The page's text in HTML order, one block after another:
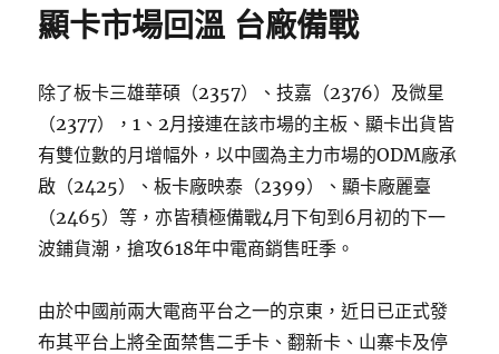
顯卡市場回溫 台廠備戰
除了板卡三雄華碩（2357）、技嘉（2376）及微星
（2377），1、2月接連在該市場的主板、顯卡出貨皆
有雙位數的月增幅外，以中國為主力市場的ODM廠承
啟（2425）、板卡廠映泰（2399）、顯卡廠麗臺
（2465）等，亦皆積極備戰4月下旬到6月初的下一
波鋪貨潮，搶攻618年中電商銷售旺季。
由於中國前兩大電商平台之一的京東，近日已正式發
布其平台上將全面禁售二手卡、翻新卡、山寨卡及停